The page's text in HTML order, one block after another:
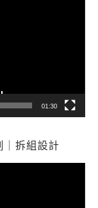
01:30
｜拆組設計